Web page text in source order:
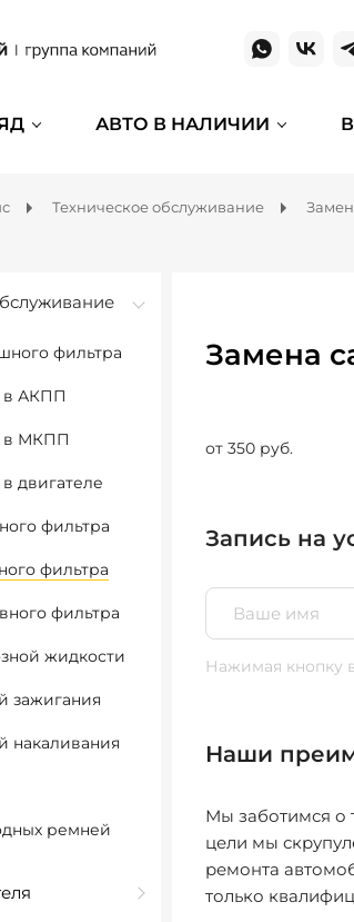
АВТО В НАЛИЧИИ
Техническое обслуживание
фильтра
в АКПП
в МКПП
двигателе
фильтра
фильтра
фильтра
жидкости
зажигания
накаливания
ремней
Замена
от 350 руб.
Запись на
Нажимая кнопку
Наши
Мы заботимся о
цели мы
ремонта
только